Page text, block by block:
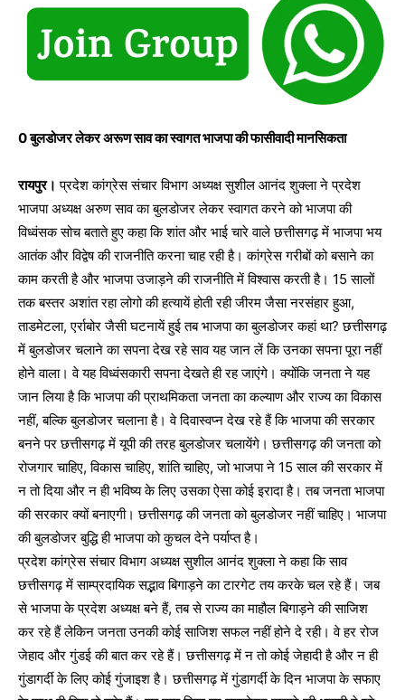
0 बुलडोजर लेकर अरूण साव का स्वागत भाजपा की फासीवादी मानसिकता
रायपुर। प्रदेश कांग्रेस संचार विभाग अध्यक्ष सुशील आनंद शुक्ला ने प्रदेश
भाजपा अध्यक्ष अरुण साव का बुलडोजर लेकर स्वागत करने को भाजपा की
विध्वंसक सोच बताते हुए कहा कि शांत और भाई चारे वाले छत्तीसगढ़ में भाजपा भय
आतंक और विद्वेष की राजनीति करना चाह रही है। कांग्रेस गरीबों को बसाने का
काम करती है और भाजपा उजाड़ने की राजनीति में विश्वास करती है। 15 सालों
तक बस्तर अशांत रहा लोगो की हत्यायें होती रही जीरम जैसा नरसंहार हुआ,
ताडमेटला, एर्राबोर जैसी घटनायें हुई तब भाजपा का बुलडोजर कहां था? छत्तीसगढ़
में बुलडोजर चलाने का सपना देख रहे साव यह जान लें कि उनका सपना पूरा नहीं
होने वाला। वे यह विध्वंसकारी सपना देखते ही रह जाएंगे। क्योंकि जनता ने यह
जान लिया है कि भाजपा की प्राथमिकता जनता का कल्याण और राज्य का विकास
नहीं, बल्कि बुलडोजर चलाना है। वे दिवास्वप्न देख रहे हैं कि भाजपा की सरकार
बनने पर छत्तीसगढ़ में यूपी की तरह बुलडोजर चलायेंगे। छत्तीसगढ़ की जनता को
रोजगार चाहिए, विकास चाहिए, शांति चाहिए, जो भाजपा ने 15 साल की सरकार में
न तो दिया और न ही भविष्य के लिए उसका ऐसा कोई इरादा है। तब जनता भाजपा
की सरकार क्यों बनाएगी। छत्तीसगढ़ की जनता को बुलडोजर नहीं चाहिए। भाजपा
की बुलडोजर बुद्धि ही भाजपा को कुचल देने पर्याप्त है।
प्रदेश कांग्रेस संचार विभाग अध्यक्ष सुशील आनंद शुक्ला ने कहा कि साव
छत्तीसगढ़ में साम्प्रदायिक सद्भाव बिगाड़ने का टारगेट तय करके चल रहे हैं। जब
से भाजपा के प्रदेश अध्यक्ष बने हैं, तब से राज्य का माहौल बिगाड़ने की साजिश
कर रहे हैं लेकिन जनता उनकी कोई साजिश सफल नहीं होने दे रही। वे हर रोज
जेहाद और गुंडई की बात कर रहे हैं। छत्तीसगढ़ में न तो कोई जेहादी है और न ही
गुंडागर्दी के लिए कोई गुंजाइश है। छत्तीसगढ़ में गुंडागर्दी के दिन भाजपा के सफाए